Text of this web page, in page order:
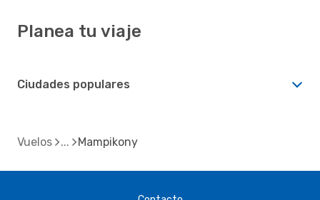
Planea tu viaje
Ciudades populares
Vuelos Mampikony